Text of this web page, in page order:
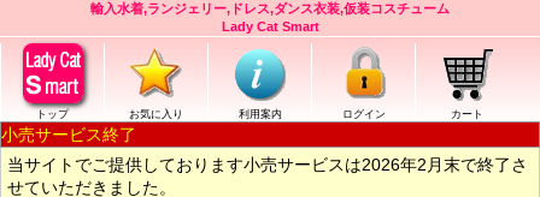
輸入水着,ランジェリー,ドレス,ダンス衣装,仮装コスチューム
Lady Cat Smart
トップ お気に入り 利用案内 ログイン カート
小売サービス終了
当サイトでご提供しております小売サービスは2026年2月末で終了さ
せていただきました。